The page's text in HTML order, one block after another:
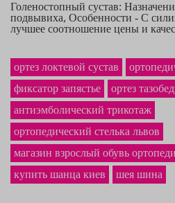
Голеностопный сустав:
подвывиха, Особенности - С
лучшее соотношение цены и
спорта— Вы находитесь на правильном
каккорсет для спины поясничного
заказ. На нашем сайте самая приятная
Житомире и по всей Украине.
суставаоднозначно станет
ортез локтевой сустав
фиксатор запястье
ортез
антиэмболический трикотаж
ортопедический стелька львов
магазин взрослый обувь
купить шанца киев
шея шина